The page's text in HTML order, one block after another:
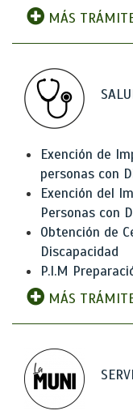
MÁS
Exención de
personas con
Exención del
Personas con
Obtención de
Discapacidad
P.I.M
MÁS